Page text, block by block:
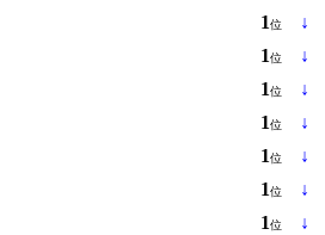
1位 ↓
1位 ↓
1位 ↓
1位 ↓
1位 ↓
1位 ↓
1位 ↓